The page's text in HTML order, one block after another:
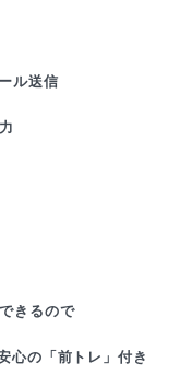
ル送信
きるので
心の「前トレ」付き